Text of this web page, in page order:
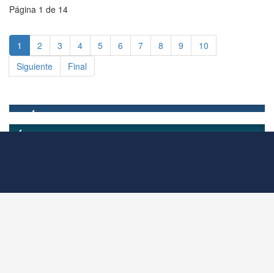
Página 1 de 14
1 2 3 4 5 6 7 8 9
10
Siguiente
Final